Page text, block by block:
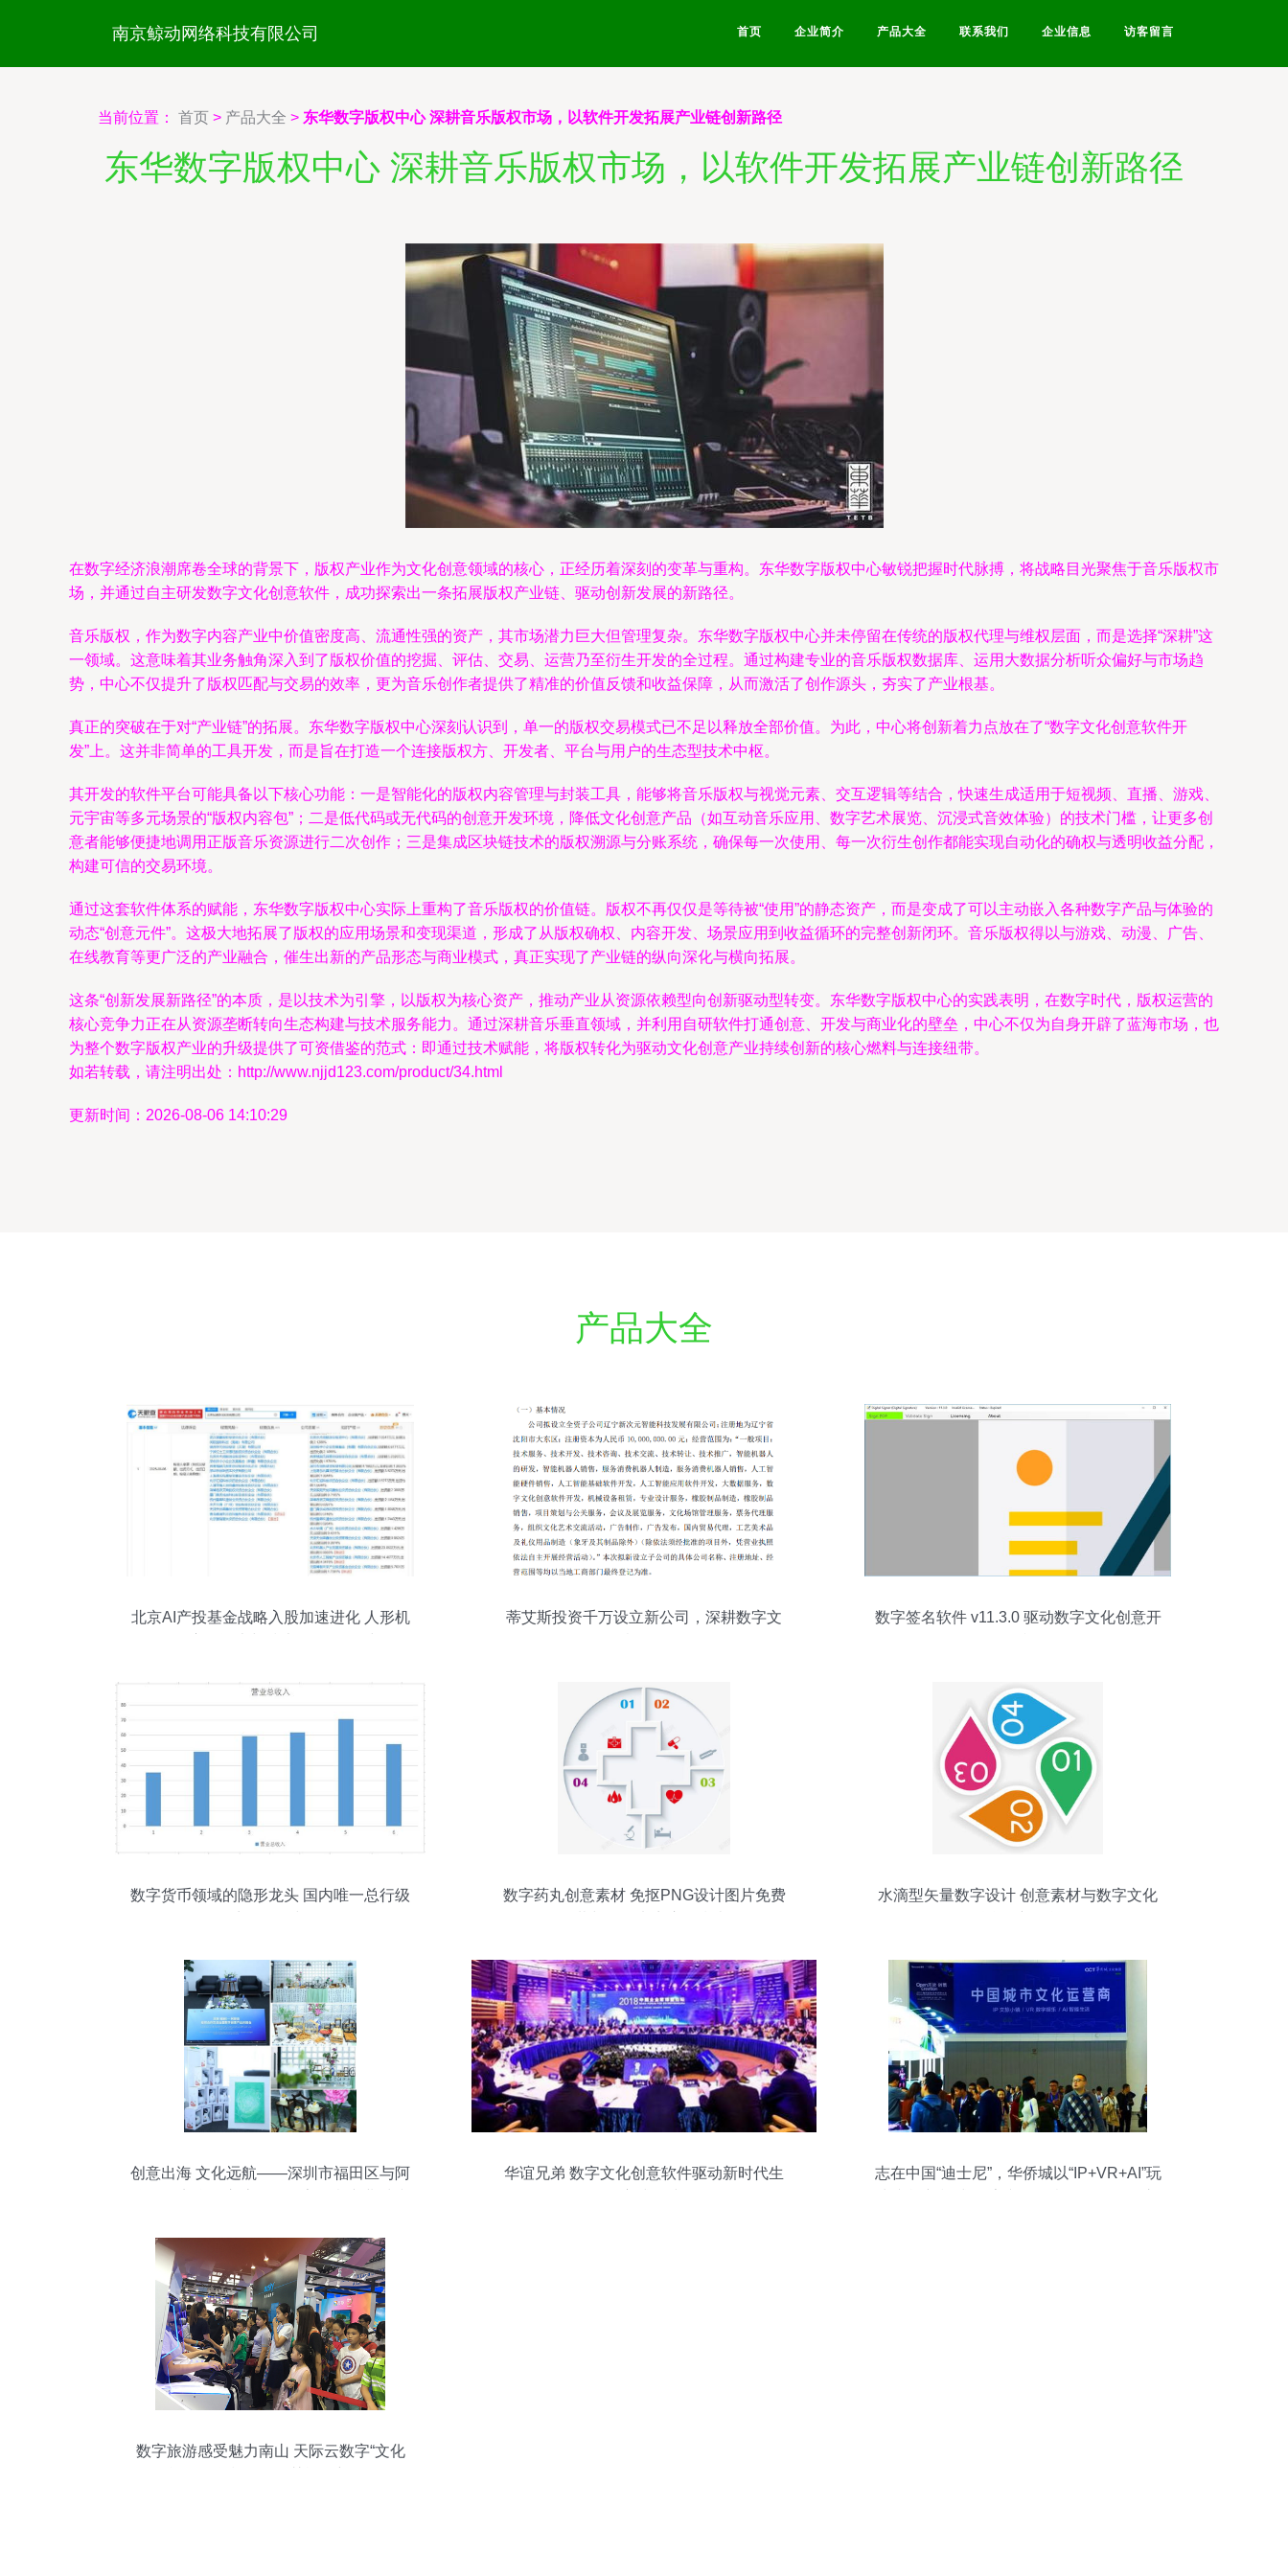
南京鲸动网络科技有限公司 首页 企业简介 产品大全 联系我们 企业信息 访客留言
当前位置： 首页 > 产品大全 > 东华数字版权中心 深耕音乐版权市场，以软件开发拓展产业链创新路径
东华数字版权中心 深耕音乐版权市场，以软件开发拓展产业链创新路径
在数字经济浪潮席卷全球的背景下，版权产业作为文化创意领域的核心，正经历着深刻的变革与重构。东华数字版权中心敏锐把握时代脉搏，将战略目光聚焦于音乐版权市
场，并通过自主研发数字文化创意软件，成功探索出一条拓展版权产业链、驱动创新发展的新路径。
音乐版权，作为数字内容产业中价值密度高、流通性强的资产，其市场潜力巨大但管理复杂。东华数字版权中心并未停留在传统的版权代理与维权层面，而是选择“深耕”这
一领域。这意味着其业务触角深入到了版权价值的挖掘、评估、交易、运营乃至衍生开发的全过程。通过构建专业的音乐版权数据库、运用大数据分析听众偏好与市场趋
势，中心不仅提升了版权匹配与交易的效率，更为音乐创作者提供了精准的价值反馈和收益保障，从而激活了创作源头，夯实了产业根基。
真正的突破在于对“产业链”的拓展。东华数字版权中心深刻认识到，单一的版权交易模式已不足以释放全部价值。为此，中心将创新着力点放在了“数字文化创意软件开
发”上。这并非简单的工具开发，而是旨在打造一个连接版权方、开发者、平台与用户的生态型技术中枢。
其开发的软件平台可能具备以下核心功能：一是智能化的版权内容管理与封装工具，能够将音乐版权与视觉元素、交互逻辑等结合，快速生成适用于短视频、直播、游戏、
元宇宙等多元场景的“版权内容包”；二是低代码或无代码的创意开发环境，降低文化创意产品（如互动音乐应用、数字艺术展览、沉浸式音效体验）的技术门槛，让更多创
意者能够便捷地调用正版音乐资源进行二次创作；三是集成区块链技术的版权溯源与分账系统，确保每一次使用、每一次衍生创作都能实现自动化的确权与透明收益分配，
构建可信的交易环境。
通过这套软件体系的赋能，东华数字版权中心实际上重构了音乐版权的价值链。版权不再仅仅是等待被“使用”的静态资产，而是变成了可以主动嵌入各种数字产品与体验的
动态“创意元件”。这极大地拓展了版权的应用场景和变现渠道，形成了从版权确权、内容开发、场景应用到收益循环的完整创新闭环。音乐版权得以与游戏、动漫、广告、
在线教育等更广泛的产业融合，催生出新的产品形态与商业模式，真正实现了产业链的纵向深化与横向拓展。
这条“创新发展新路径”的本质，是以技术为引擎，以版权为核心资产，推动产业从资源依赖型向创新驱动型转变。东华数字版权中心的实践表明，在数字时代，版权运营的
核心竞争力正在从资源垄断转向生态构建与技术服务能力。通过深耕音乐垂直领域，并利用自研软件打通创意、开发与商业化的壁垒，中心不仅为自身开辟了蓝海市场，也
为整个数字版权产业的升级提供了可资借鉴的范式：即通过技术赋能，将版权转化为驱动文化创意产业持续创新的核心燃料与连接纽带。
如若转载，请注明出处：http://www.njjd123.com/product/34.html
更新时间：2026-08-06 14:10:29
产品大全
北京AI产投基金战略入股加速进化 人形机
蒂艾斯投资千万设立新公司，深耕数字文
数字签名软件 v11.3.0 驱动数字文化创意开
数字货币领域的隐形龙头 国内唯一总行级
数字药丸创意素材 免抠PNG设计图片免费
水滴型矢量数字设计 创意素材与数字文化
创意出海 文化远航——深圳市福田区与阿
华谊兄弟 数字文化创意软件驱动新时代生
志在中国“迪士尼”，华侨城以“IP+VR+AI”玩
数字旅游感受魅力南山 天际云数字“文化